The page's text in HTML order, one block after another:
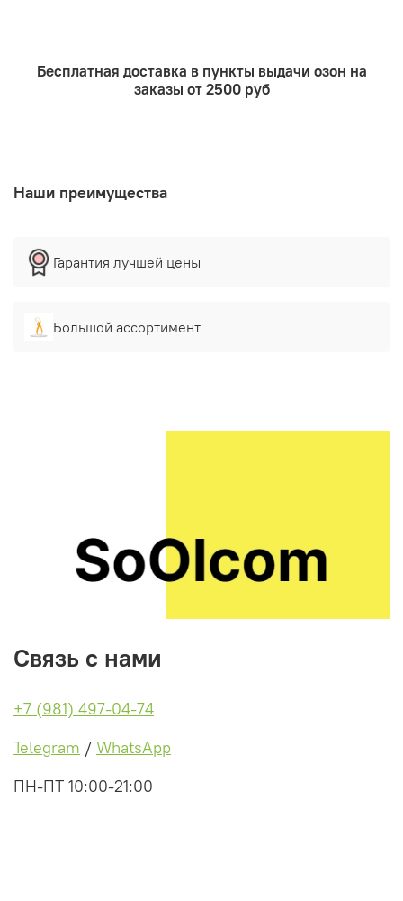
Бесплатная доставка в пункты выдачи озон на
заказы от 2500 руб
Наши преимущества
Гарантия лучшей цены
Большой ассортимент
Связь с нами
+7 (981) 497-04-74
Telegram / WhatsApp
ПН-ПТ 10:00-21:00